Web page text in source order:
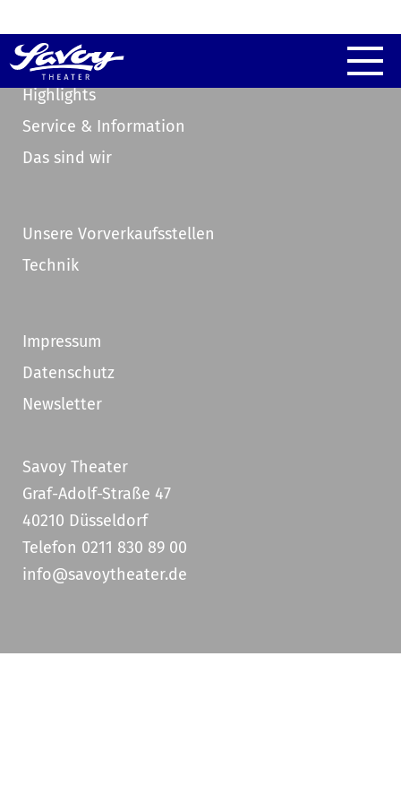
Highlights
Service & Information
Das sind wir
Unsere Vorverkaufsstellen
Technik
Impressum
Datenschutz
Newsletter
Savoy Theater
Graf-Adolf-Straße 47
40210 Düsseldorf
Telefon 0211 830 89 00
info@savoytheater.de